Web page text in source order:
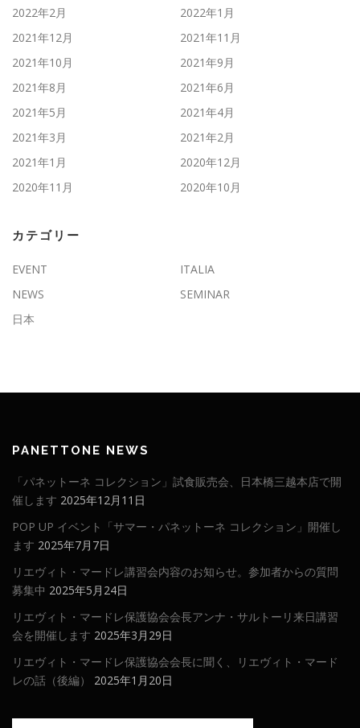
2022年2月
2022年1月
2021年12月
2021年11月
2021年10月
2021年9月
2021年8月
2021年6月
2021年5月
2021年4月
2021年3月
2021年2月
2021年1月
2020年12月
2020年11月
2020年10月
カテゴリー
EVENT
ITALIA
NEWS
SEMINAR
日本
PANETTONE NEWS
「パネットーネ コレクション」試食販売会、日本橋三越本店で開
催します 2025年12月11日
POP UP イベント「サマー・パネットーネ コレクション」開催し
ます 2025年7月7日
リエヴィト・マードレ講習会内容のお知らせ。参加者からの質問
募集中 2025年5月24日
リエヴィト・マードレ保護協会会長アンナ・サルトーリ来日講習
会を開催します 2025年3月29日
リエヴィト・マードレ保護協会会長に聞く、リエヴィト・マード
レの話（後編）
2025年1月20日